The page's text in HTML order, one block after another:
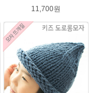
11,700원